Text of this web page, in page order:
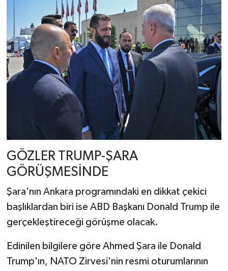
GÖZLER TRUMP-ŞARA
GÖRÜŞMESİNDE
Şara'nın Ankara programındaki en dikkat çekici
başlıklardan biri ise ABD Başkanı Donald Trump ile
gerçekleştireceği görüşme olacak.
Edinilen bilgilere göre Ahmed Şara ile Donald
Trump'ın, NATO Zirvesi'nin resmi oturumlarının